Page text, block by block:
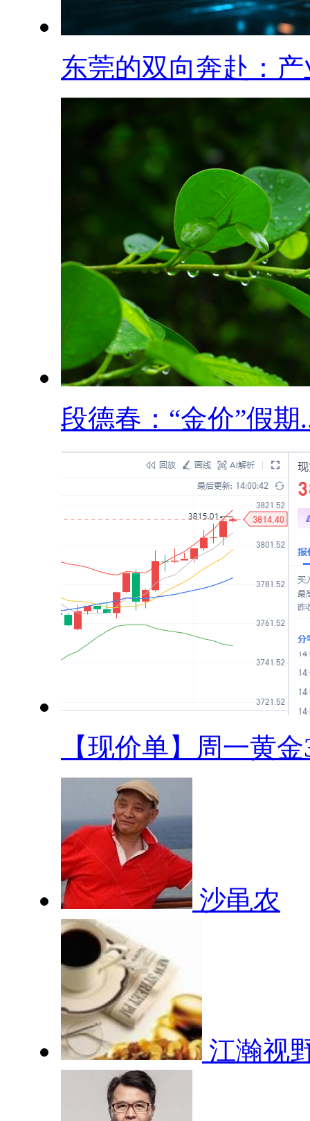
东莞的双向奔赴：产
段德春：“金价”假期
【现价单】周一黄金
沙黾农
江瀚视